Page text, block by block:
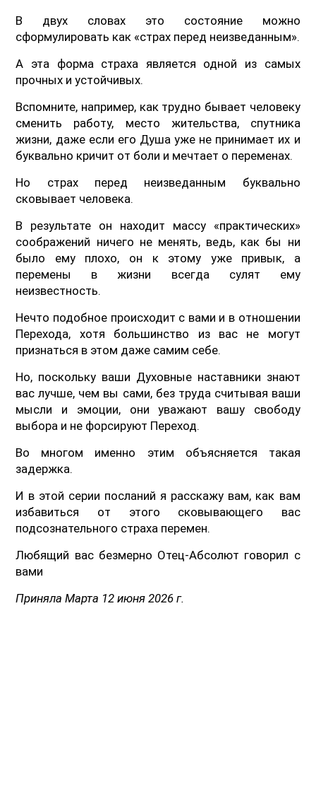
В двух словах это состояние можно
сформулировать как «страх перед неизведанным».
А эта форма страха является одной из самых
прочных и устойчивых.
Вспомните, например, как трудно бывает человеку
сменить работу, место жительства, спутника
жизни, даже если его Душа уже не принимает их и
буквально кричит от боли и мечтает о переменах.
Но страх перед неизведанным буквально
сковывает человека.
В результате он находит массу «практических»
соображений ничего не менять, ведь, как бы ни
было ему плохо, он к этому уже привык, а
перемены в жизни всегда сулят ему
неизвестность.
Нечто подобное происходит с вами и в отношении
Перехода, хотя большинство из вас не могут
признаться в этом даже самим себе.
Но, поскольку ваши Духовные наставники знают
вас лучше, чем вы сами, без труда считывая ваши
мысли и эмоции, они уважают вашу свободу
выбора и не форсируют Переход.
Во многом именно этим объясняется такая
задержка.
И в этой серии посланий я расскажу вам, как вам
избавиться от этого сковывающего вас
подсознательного страха перемен.
Любящий вас безмерно Отец-Абсолют говорил с
вами
Приняла Марта 12 июня 2026 г.